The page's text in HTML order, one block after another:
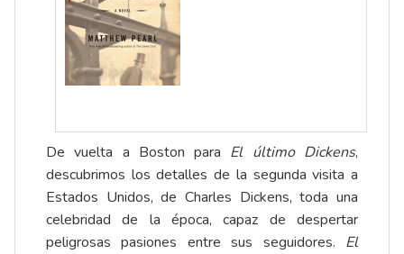
De vuelta a Boston para El último Dickens,
descubrimos los detalles de la segunda visita a
Estados Unidos, de Charles Dickens, toda una
celebridad de la época, capaz de despertar
peligrosas pasiones entre sus seguidores. El